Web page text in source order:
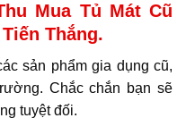
Mua Tủ Mát Cũ
Thắng.
sản phẩm gia dụng cũ,
Chắc chắn bạn sẽ
tuyệt đối.